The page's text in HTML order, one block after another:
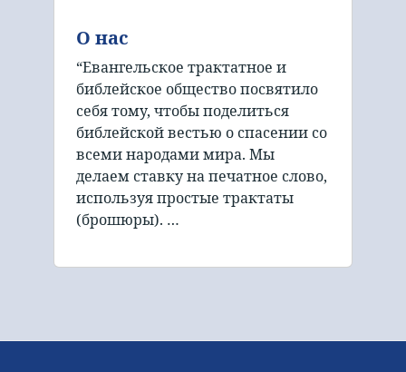
О нас
“Евангельское трактатное и
библейское общество посвятило
себя тому, чтобы поделиться
библейской вестью о спасении со
всеми народами мира. Мы
делаем ставку на печатное слово,
используя простые трактаты
(брошюры). …